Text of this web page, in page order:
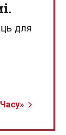
для